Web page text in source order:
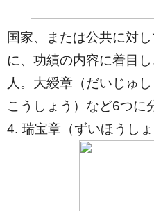
国家、または公共に対
に、功績の内容に着目
人。大綬章（だいじゅ
こうしょう）など6つに
4. 瑞宝章（ずいほうしょ